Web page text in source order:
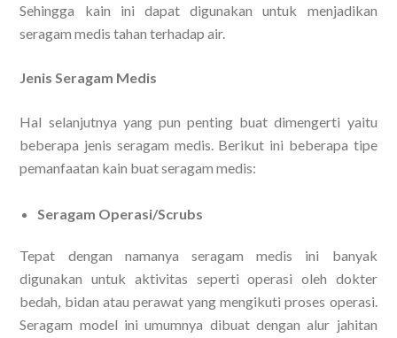
Sehingga kain ini dapat digunakan untuk menjadikan
seragam medis tahan terhadap air.
Jenis Seragam Medis
Hal selanjutnya yang pun penting buat dimengerti yaitu
beberapa jenis seragam medis. Berikut ini beberapa tipe
pemanfaatan kain buat seragam medis:
Seragam Operasi/Scrubs
Tepat dengan namanya seragam medis ini banyak
digunakan untuk aktivitas seperti operasi oleh dokter
bedah, bidan atau perawat yang mengikuti proses operasi.
Seragam model ini umumnya dibuat dengan alur jahitan